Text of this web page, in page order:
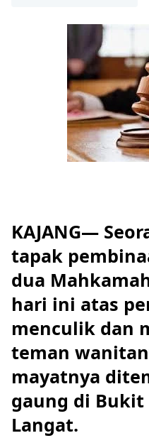
KAJANG—
tapak
dua
hari ini atas
menculik dan
teman
mayatnya
gaung di Bukit
Langat.